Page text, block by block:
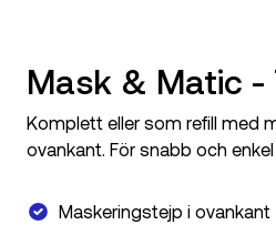
Mask & Matic -
Komplett eller som refill med
ovankant. För snabb och
Maskeringstejp i ovankant